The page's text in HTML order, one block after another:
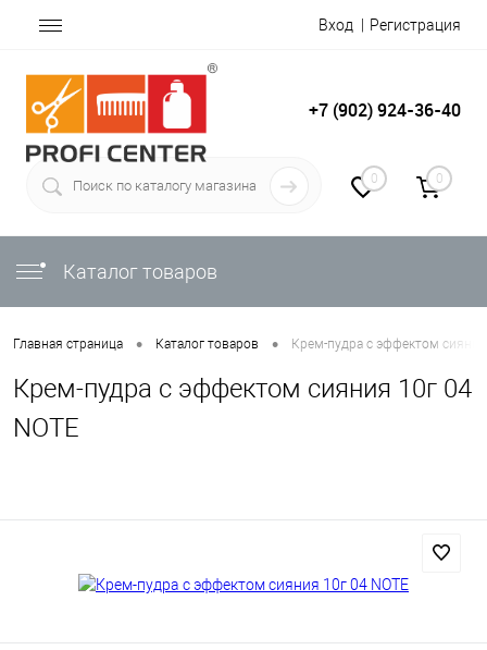
Вход Регистрация
+7 (902) 924-36-40
0 0
Каталог товаров
Главная страница • Каталог товаров • Крем-пудра с эффектом сияния
Крем-пудра с эффектом сияния 10г 04
NOTE